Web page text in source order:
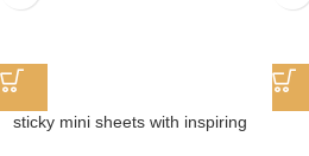
sticky mini sheets with inspiring